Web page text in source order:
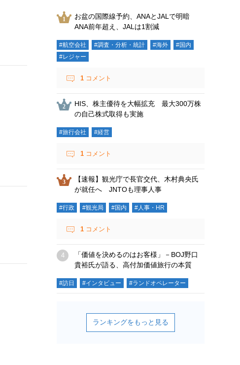
お盆の国際線予約、ANAとJALで明暗
ANA前年超え、JALは1割減
#航空会社 #調査・分析・統計 #海外
#国内
#レジャー
1 コメント
HIS、株主優待を大幅拡充 最大300万株
の自己株式取得も実施
#旅行会社 #経営
1 コメント
【速報】観光庁で長官交代、木村典央氏
が就任へ JNTOも理事人事
#行政 #観光局 #国内 #人事・HR
1 コメント
「価値を決めるのはお客様」－BOJ野口
貴裕氏が語る、高付加価値旅行の本質
#訪日 #インタビュー #ランドオペレーター